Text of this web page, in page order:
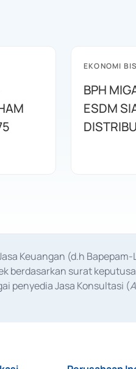
EKONOMI
BPH
ESDM
Keuangan (d.h Bapepam-
berdasarkan surat
penyedia Jasa Konsultasi (